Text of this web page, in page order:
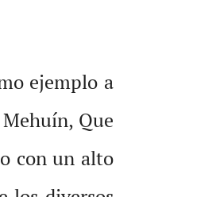
ejemplo a
Que
con un alto